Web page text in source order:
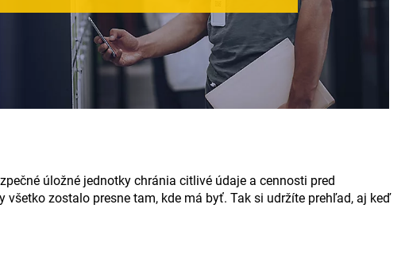
úložné jednotky chránia citlivé údaje a cennosti pred
zostalo presne tam, kde má byť. Tak si udržíte prehľad, aj keď